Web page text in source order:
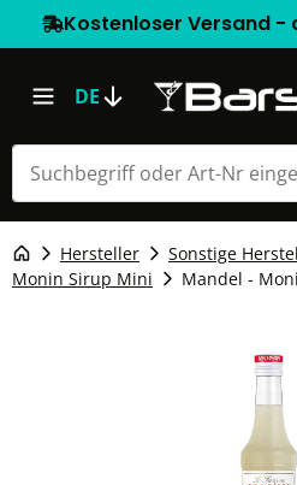
Kostenloser Versand -
DE
Hersteller Sonstige
Monin Sirup Mini
Mandel -